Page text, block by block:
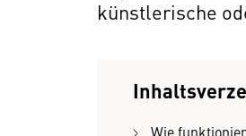
künstlerische
Wie